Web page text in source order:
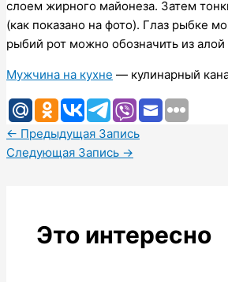
слоем жирного майонеза. Затем
(как показано на фото). Глаз рыбке
рыбий рот можно обозначить из
Мужчина на кухне — кулинарный
← Предыдущая Запись
Следующая Запись →
Это интересно